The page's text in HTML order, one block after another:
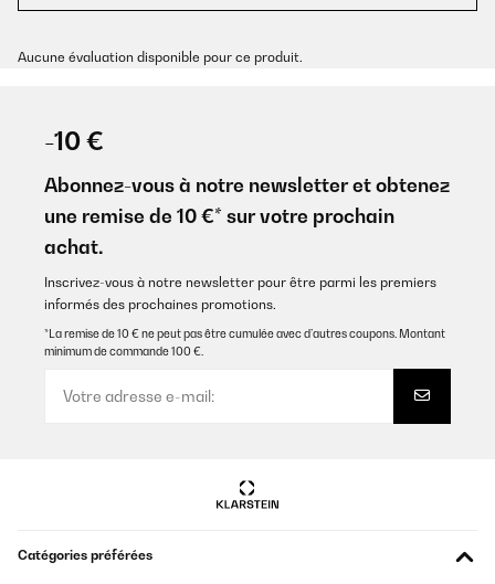
Aucune évaluation disponible pour ce produit.
-10 €
Abonnez-vous à notre newsletter et obtenez
une remise de 10 €* sur votre prochain
achat.
Inscrivez-vous à notre newsletter pour être parmi les premiers
informés des prochaines promotions.
*La remise de 10 € ne peut pas être cumulée avec d’autres coupons. Montant
minimum de commande 100 €.
Catégories préférées